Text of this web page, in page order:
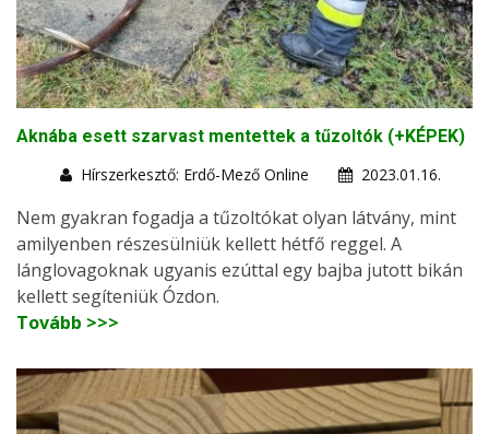
Aknába esett szarvast mentettek a tűzoltók (+KÉPEK)
Hírszerkesztő: Erdő-Mező Online
2023.01.16.
Nem gyakran fogadja a tűzoltókat olyan látvány, mint
amilyenben részesülniük kellett hétfő reggel. A
lánglovagoknak ugyanis ezúttal egy bajba jutott bikán
kellett segíteniük Ózdon.
Tovább >>>